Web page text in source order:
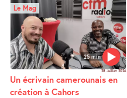
25 min
Le Mag
28 Juillet 2026
Un écrivain camerounais en
création à Cahors